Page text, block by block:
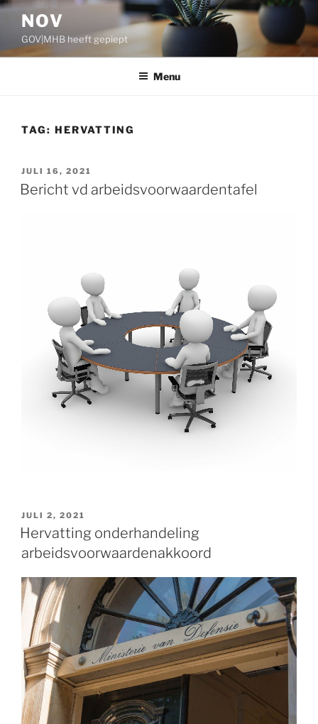
Ga
inhoud
NOV
GOV|MHB heeft gepiept
Menu
TAG: HERVATTING
GEPLAATST
OP
JULI 16, 2021
Bericht vd arbeidsvoorwaardentafel
GEPLAATST
OP
JULI 2, 2021
Hervatting onderhandeling
arbeidsvoorwaardenakkoord